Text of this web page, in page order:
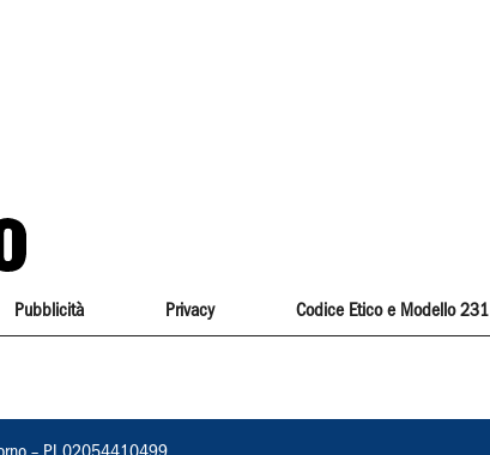
Pubblicità Privacy Codice Etico e Modello 231